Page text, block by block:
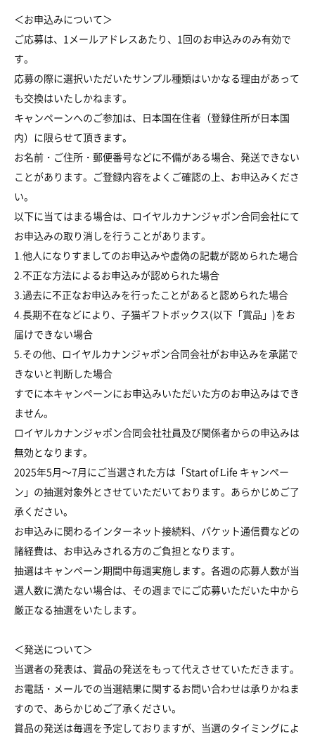
＜お申込みについて＞
ご応募は、1メールアドレスあたり、1回のお申込みのみ有効で
す。
応募の際に選択いただいたサンプル種類はいかなる理由があって
も交換はいたしかねます。
キャンペーンへのご参加は、日本国在住者（登録住所が日本国
内）に限らせて頂きます。
お名前・ご住所・郵便番号などに不備がある場合、発送できない
ことがあります。ご登録内容をよくご確認の上、お申込みくださ
い。
以下に当てはまる場合は、ロイヤルカナンジャポン合同会社にて
お申込みの取り消しを行うことがあります。
1.他人になりすましてのお申込みや虚偽の記載が認められた場合
2.不正な方法によるお申込みが認められた場合
3.過去に不正なお申込みを行ったことがあると認められた場合
4.長期不在などにより、子猫ギフトボックス(以下「賞品」)をお
届けできない場合
5.その他、ロイヤルカナンジャポン合同会社がお申込みを承諾で
きないと判断した場合
すでに本キャンペーンにお申込みいただいた方のお申込みはでき
ません。
ロイヤルカナンジャポン合同会社社員及び関係者からの申込みは
無効となります。
2025年5月～7月にご当選された方は「Start of Life キャンペー
ン」の抽選対象外とさせていただいております。あらかじめご了
承ください。
お申込みに関わるインターネット接続料、パケット通信費などの
諸経費は、お申込みされる方のご負担となります。
抽選はキャンペーン期間中毎週実施します。各週の応募人数が当
選人数に満たない場合は、その週までにご応募いただいた中から
厳正なる抽選をいたします。
＜発送について＞
当選者の発表は、賞品の発送をもって代えさせていただきます。
お電話・メールでの当選結果に関するお問い合わせは承りかねま
すので、あらかじめご了承ください。
賞品の発送は毎週を予定しておりますが、当選のタイミングによ